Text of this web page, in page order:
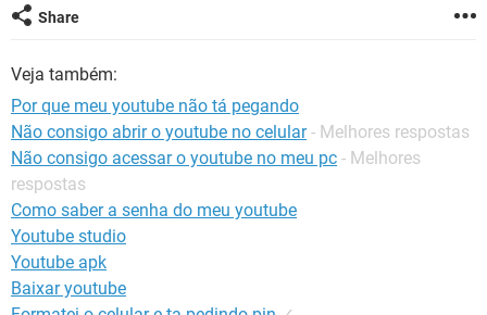
Share
Veja também:
Por que meu youtube não tá pegando
Não consigo abrir o youtube no celular - Melhores respostas
Não consigo acessar o youtube no meu pc - Melhores
respostas
Como saber a senha do meu youtube
Youtube studio
Youtube apk
Baixar youtube